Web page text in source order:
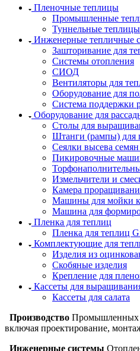
Пленочные теплицы
Промышленные
Туннельные теплицы
Инженерные тепличные
Зашторивание для
Системы отопления
СИОД
Вентиляторы для
Оборудование для
Система поддержки
Оборудование для
Столы для
Штанги (рампы) для
Сеялки высева
Пикировочные
Измельчители и
Камера
Машины для мойки
Машина для
Пленка для теплиц
Пленка для теплиц
Комплектующие для
Изделия из
Скобяные изделия
Крепление для
Кассеты для
Кассеты для салата
Производство Промышленных
включая проектирование,
Инженерные системы